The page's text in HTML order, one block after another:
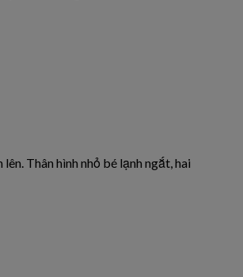
Thân hình nhỏ bé lạnh ngắt, hai